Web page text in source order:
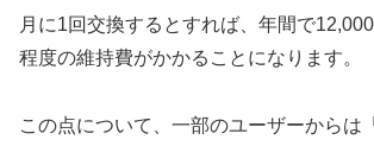
月に1回交換するとすれば、年間で
程度の維持費がかかることになります。
この点について、一部のユーザーからは